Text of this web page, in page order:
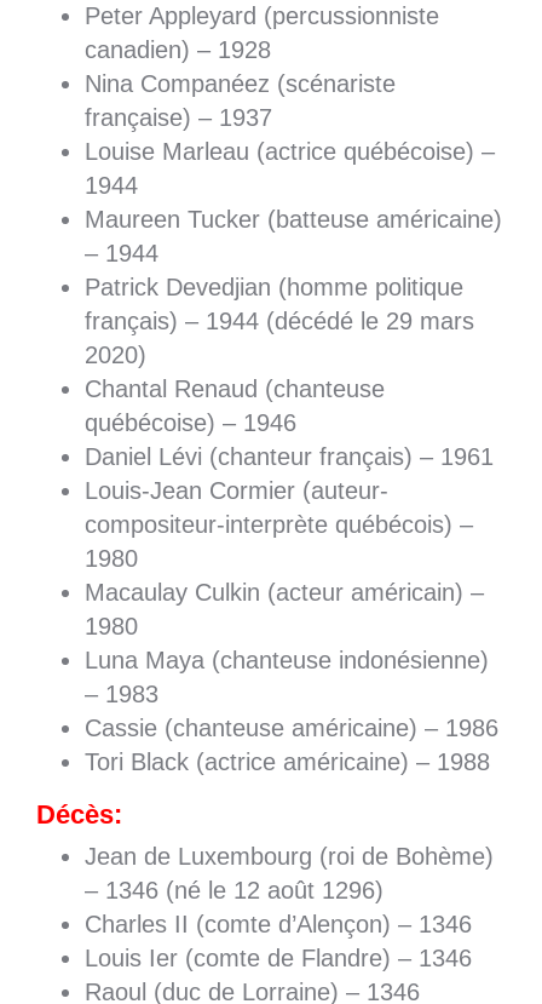
Peter Appleyard (percussionniste
canadien) – 1928
Nina Companéez (scénariste
française) – 1937
Louise Marleau (actrice québécoise) –
1944
Maureen Tucker (batteuse américaine)
– 1944
Patrick Devedjian (homme politique
français) – 1944 (décédé le 29 mars
2020)
Chantal Renaud (chanteuse
québécoise) – 1946
Daniel Lévi (chanteur français) – 1961
Louis-Jean Cormier (auteur-
compositeur-interprète québécois) –
1980
Macaulay Culkin (acteur américain) –
1980
Luna Maya (chanteuse indonésienne)
– 1983
Cassie (chanteuse américaine) – 1986
Tori Black (actrice américaine) – 1988
Décès:
Jean de Luxembourg (roi de Bohème)
– 1346 (né le 12 août 1296)
Charles II (comte d’Alençon) – 1346
Louis Ier (comte de Flandre) – 1346
Raoul (duc de Lorraine) – 1346